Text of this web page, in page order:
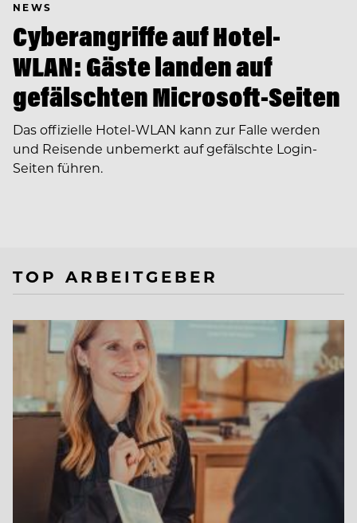
NEWS
Cyberangriffe auf Hotel-
WLAN: Gäste landen auf
gefälschten Microsoft-Seiten
Das offizielle Hotel-WLAN kann zur Falle werden
und Reisende unbemerkt auf gefälschte Login-
Seiten führen.
TOP ARBEITGEBER